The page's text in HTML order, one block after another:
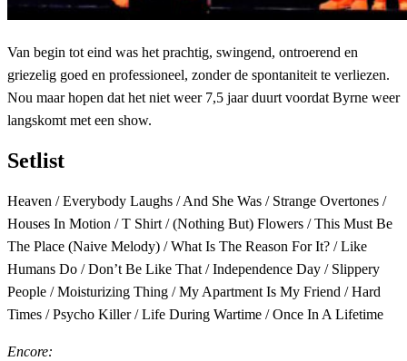
Van begin tot eind was het prachtig, swingend, ontroerend en
griezelig goed en professioneel, zonder de spontaniteit te verliezen.
Nou maar hopen dat het niet weer 7,5 jaar duurt voordat Byrne weer
langskomt met een show.
Setlist
Heaven / Everybody Laughs / And She Was / Strange Overtones /
Houses In Motion / T Shirt / (Nothing But) Flowers / This Must Be
The Place (Naive Melody) / What Is The Reason For It? / Like
Humans Do / Don’t Be Like That / Independence Day / Slippery
People / Moisturizing Thing / My Apartment Is My Friend / Hard
Times / Psycho Killer / Life During Wartime / Once In A Lifetime
Encore: